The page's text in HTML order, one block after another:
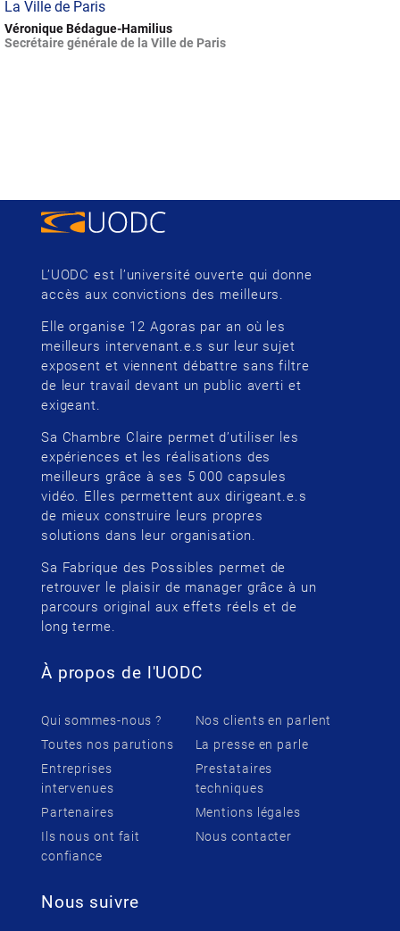
La Ville de Paris
Véronique Bédague-Hamilius
Secrétaire générale de la Ville de Paris
L’UODC est l’université ouverte qui donne
accès aux convictions des meilleurs.
Elle organise 12 Agoras par an où les
meilleurs intervenant.e.s sur leur sujet
exposent et viennent débattre sans filtre
de leur travail devant un public averti et
exigeant.
Sa Chambre Claire permet d’utiliser les
expériences et les réalisations des
meilleurs grâce à ses 5 000 capsules
vidéo. Elles permettent aux dirigeant.e.s
de mieux construire leurs propres
solutions dans leur organisation.
Sa Fabrique des Possibles permet de
retrouver le plaisir de manager grâce à un
parcours original aux effets réels et de
long terme.
À propos de l'UODC
Qui sommes-nous ?
Toutes nos parutions
Entreprises
intervenues
Partenaires
Ils nous ont fait
confiance
Nos clients en parlent
La presse en parle
Prestataires
techniques
Mentions légales
Nous contacter
Nous suivre